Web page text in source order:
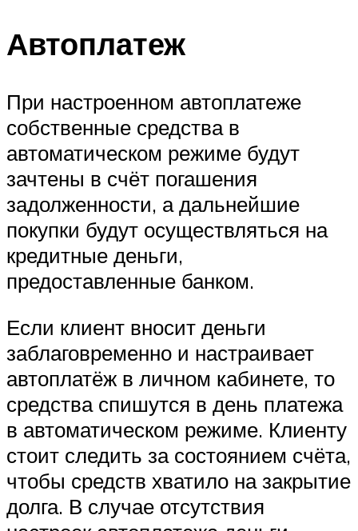
Автоплатеж
При настроенном автоплатеже
собственные средства в
автоматическом режиме будут
зачтены в счёт погашения
задолженности, а дальнейшие
покупки будут осуществляться на
кредитные деньги,
предоставленные банком.
Если клиент вносит деньги
заблаговременно и настраивает
автоплатёж в личном кабинете, то
средства спишутся в день платежа
в автоматическом режиме. Клиенту
стоит следить за состоянием счёта,
чтобы средств хватило на закрытие
долга. В случае отсутствия